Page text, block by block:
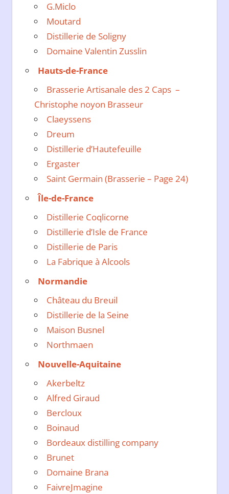
G.Miclo
Moutard
Distillerie de Soligny
Domaine Valentin Zusslin
Hauts-de-France
Brasserie Artisanale des 2 Caps –
Christophe noyon Brasseur
Claeyssens
Dreum
Distillerie d’Hautefeuille
Ergaster
Saint Germain (Brasserie – Page 24)
Île-de-France
Distillerie Coqlicorne
Distillerie d’Isle de France
Distillerie de Paris
La Fabrique à Alcools
Normandie
Château du Breuil
Distillerie de la Seine
Maison Busnel
Northmaen
Nouvelle-Aquitaine
Akerbeltz
Alfred Giraud
Bercloux
Boinaud
Bordeaux distilling company
Brunet
Domaine Brana
FaivreJmagine